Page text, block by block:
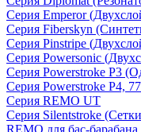
Серия Emperor
Серия Fiberskyn
Серия Pinstripe
Серия Powersonic
Серия Powerstroke P3
Серия Powerstroke P4,
Серия REMO UT
Серия Silentstroke
REMO для бас-барабана